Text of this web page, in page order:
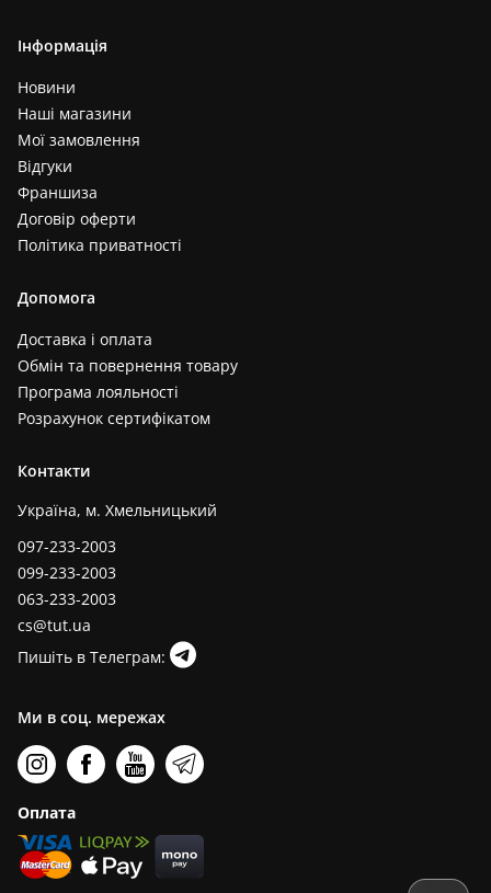
Інформація
Новини
Наші магазини
Мої замовлення
Відгуки
Франшиза
Договір оферти
Політика приватності
Допомога
Доставка і оплата
Обмін та повернення товару
Програма лояльності
Розрахунок сертифікатом
Контакти
Україна, м. Хмельницький
097-233-2003
099-233-2003
063-233-2003
cs@tut.ua
Пишіть в Телеграм:
Ми в соц. мережах
Оплата